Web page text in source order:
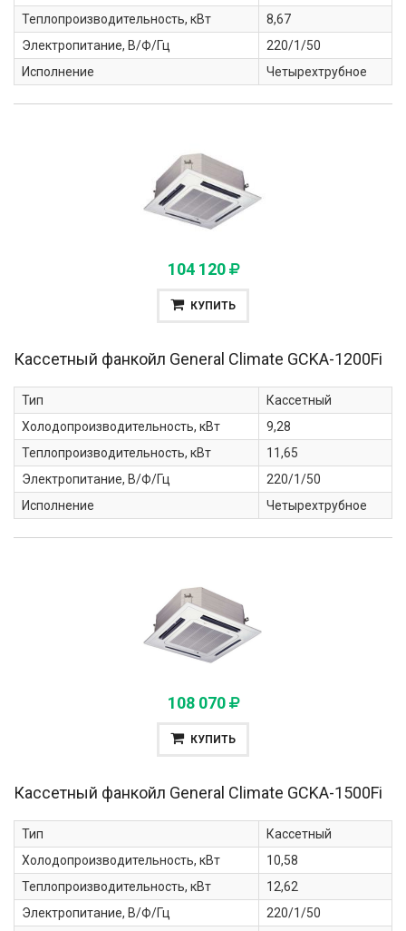
Теплопроизводительность, кВт
8,67
Электропитание, В/Ф/Гц
220/1/50
Исполнение
Четырехтрубное
104 120
КУПИТЬ
Кассетный фанкойл General Climate GCKA-1200Fi
Тип
Кассетный
Холодопроизводительность, кВт
9,28
Теплопроизводительность, кВт
11,65
Электропитание, В/Ф/Гц
220/1/50
Исполнение
Четырехтрубное
108 070
КУПИТЬ
Кассетный фанкойл General Climate GCKA-1500Fi
Тип
Кассетный
Холодопроизводительность, кВт
10,58
Теплопроизводительность, кВт
12,62
Электропитание, В/Ф/Гц
220/1/50